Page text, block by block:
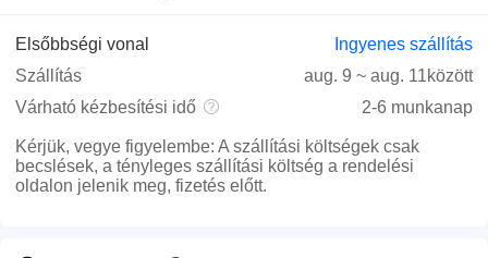
Elsőbbségi vonal
Ingyenes szállítás
Szállítás
aug. 9 ~ aug. 11között
Várható kézbesítési idő
2-6 munkanap
Kérjük, vegye figyelembe:A szállítási költségek csak
becslések, a tényleges szállítási költség a rendelési
oldalon jelenik meg, fizetés előtt.